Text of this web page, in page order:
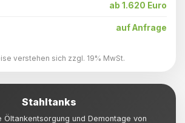
ab 1.620 Euro
auf Anfrage
verstehen sich zzgl. 19% MwSt.
Stahltanks
Öltankentsorgung und Demontage von